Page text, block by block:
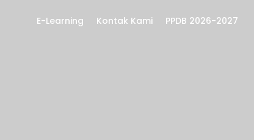
E-Learning Kontak Kami PPDB 2026-2027